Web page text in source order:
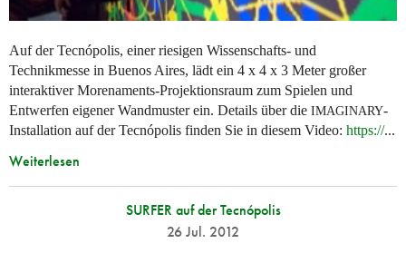
Auf der Tecnópolis, einer riesigen Wissenschafts- und
Technikmesse in Buenos Aires, lädt ein 4 x 4 x 3 Meter großer
interaktiver Morenaments-Projektionsraum zum Spielen und
Entwerfen eigener Wandmuster ein. Details über die IMAGINARY-
Installation auf der Tecnópolis finden Sie in diesem Video: https://...
Weiterlesen
SURFER auf der Tecnópolis
26 Jul. 2012